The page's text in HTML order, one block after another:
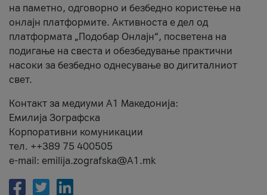
на паметно, одговорно и безбедно користење на
онлајн платформите. Активноста е дел од
платформата „Подобар Онлајн“, посветена на
подигање на свеста и обезбедување практични
насоки за безбедно однесување во дигиталниот
свет.
Контакт за медиуми А1 Македонија:
Емилија Зографска
Корпоративни комуникации
тел. ++389 75 400505
e-mail: emilija.zografska@A1.mk